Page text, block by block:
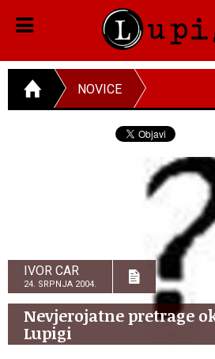
NOVICE
IVOR CAR
24. SRPNJA 2004.
Nevjerojatne pretrage
Lupigi